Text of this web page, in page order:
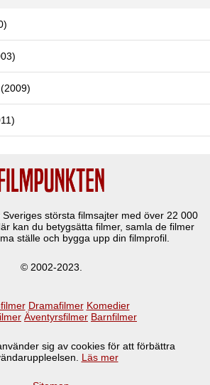
största filmsajter med över 22 000
kan du betygsätta filmer, samla de filmer
ställe och bygga upp din filmprofil.
© 2002-2023.
Dramafilmer Komedier
Äventyrsfilmer Barnfilmer
sig av cookies för att förbättra
Läs mer